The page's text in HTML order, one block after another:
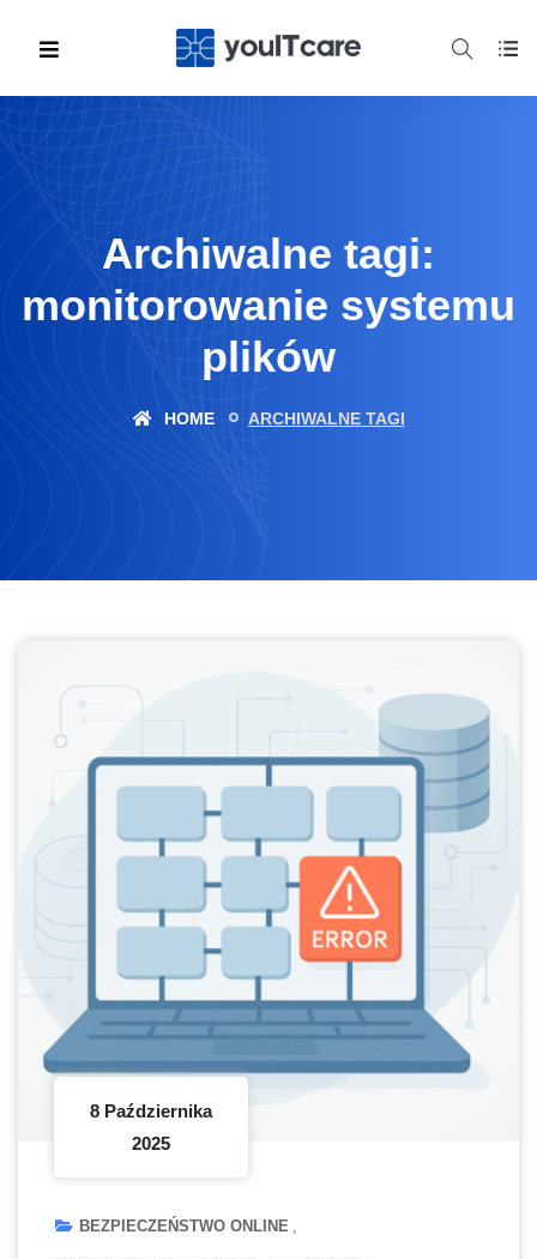
Archiwalne tagi:
monitorowanie systemu
plików
HOME ARCHIWALNE TAGI
8 Października
2025
BEZPIECZEŃSTWO ONLINE